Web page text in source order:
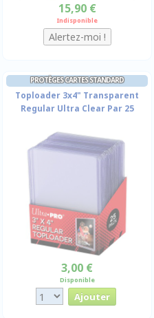
15,90 €
Indisponible
PROTÈGES CARTES STANDARD
Toploader 3x4" Transparent
Regular Ultra Clear Par 25
3,00 €
Disponible